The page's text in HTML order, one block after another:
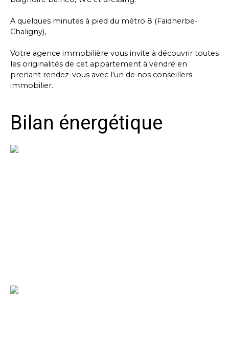
A quelques minutes à pied du métro 8 (Faidherbe-
Chaligny),
Votre agence immobilière vous invite à découvrir toutes
les originalités de cet appartement à vendre en
prenant rendez-vous avec l'un de nos conseillers
immobilier.
Bilan énergétique